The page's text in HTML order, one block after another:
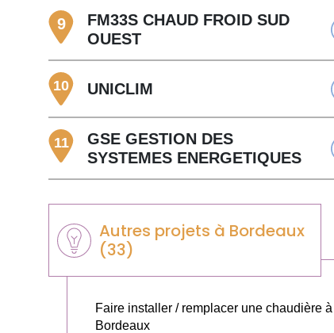
9
FM33S CHAUD FROID SUD
OUEST
10 UNICLIM
11
GSE GESTION DES
SYSTEMES ENERGETIQUES
Autres projets à Bordeaux
(33)
Faire installer / remplacer une chaudière à
Bordeaux